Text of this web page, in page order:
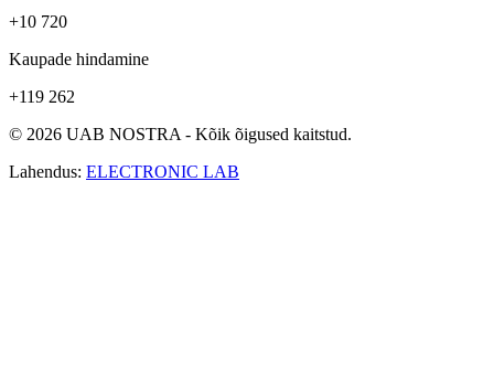
+10 720
Kaupade hindamine
+119 262
© 2026 UAB NOSTRA - Kõik õigused kaitstud.
Lahendus: ELECTRONIC LAB